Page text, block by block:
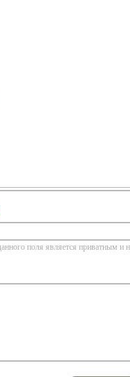
поля является приватным и